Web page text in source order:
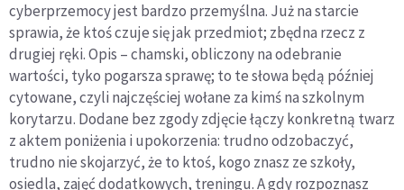
cyberprzemocy jest bardzo przemyślna. Już na starcie
sprawia, że ktoś czuje się jak przedmiot; zbędna rzecz z
drugiej ręki. Opis – chamski, obliczony na odebranie
wartości, tyko pogarsza sprawę; to te słowa będą później
cytowane, czyli najczęściej wołane za kimś na szkolnym
korytarzu. Dodane bez zgody zdjęcie łączy konkretną twarz
z aktem poniżenia i upokorzenia: trudno odzobaczyć,
trudno nie skojarzyć, że to ktoś, kogo znasz ze szkoły,
osiedla, zajęć dodatkowych, treningu. A gdy rozpoznasz